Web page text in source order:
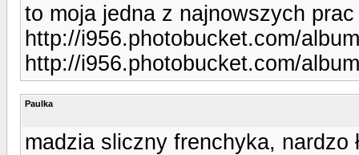
to moja jedna z najnowszych
http://i956.photobucket.com/
http://i956.photobucket.com/
Paulka
madzia sliczny frenchyka, nardzo